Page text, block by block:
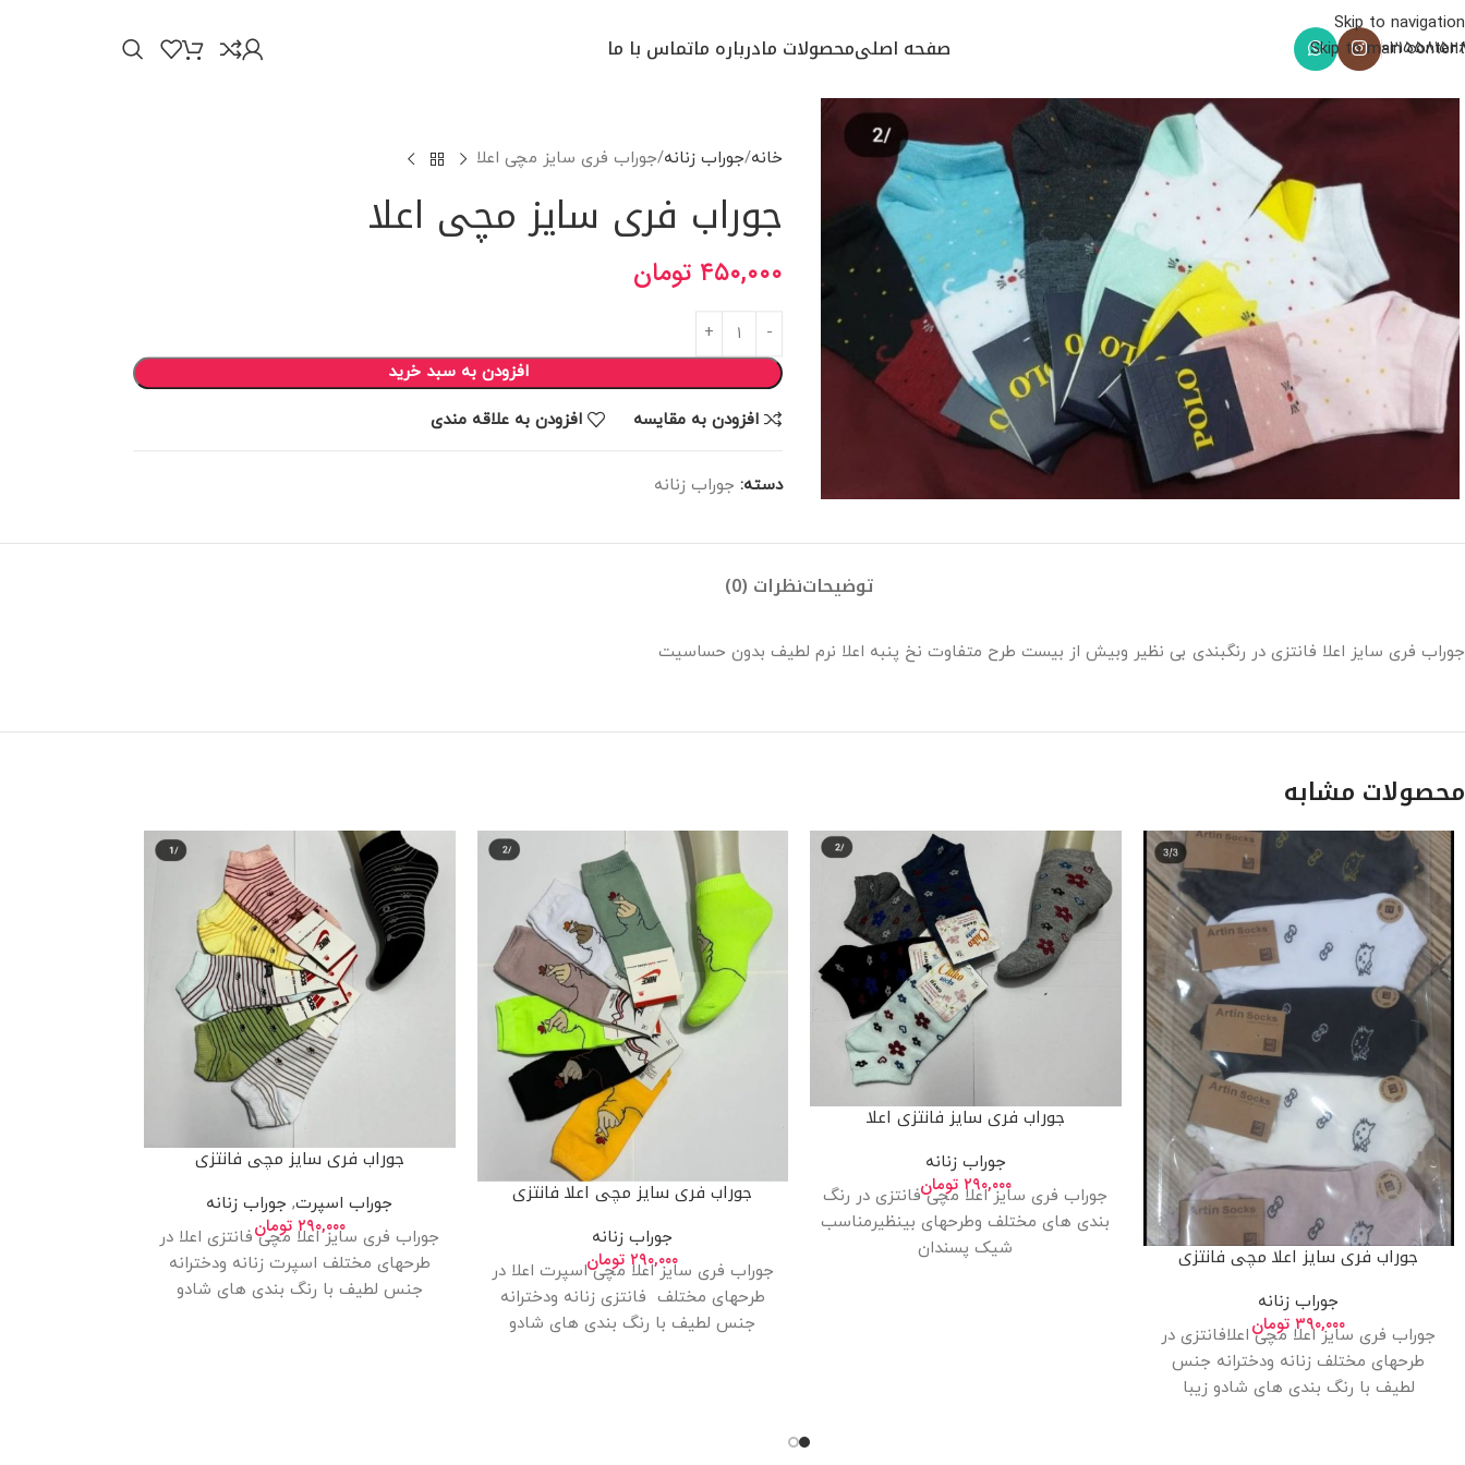
Skip to navigation
Skip to main content
صفحه اصلیمحصولات مادرباره ماتماس با ما
خانه جوراب زنانه جوراب فری سایز مچی اعلا
جوراب فری سایز مچی اعلا
۴۵۰,۰۰۰ تومان
افزودن به سبد خرید
افزودن به مقایسه افزودن به علاقه مندی
دسته: جوراب زنانه
توضیحاتنظرات (0)
جوراب فری سایز اعلا فانتزی در رنگبندی بی نظیر وبیش از بیست طرح متفاوت نخ پنبه اعلا نرم لطیف بدون حساسیت
محصولات مشابه
جوراب فری سایز اعلا مچی فانتزی
جوراب زنانه
۳۹۰,۰۰۰ تومان
جوراب فری سایز اعلا مچی اعلافانتزی در
طرحهای مختلف زنانه ودخترانه جنس
لطیف با رنگ بندی های شادو زیبا
جوراب فری سایز فانتزی اعلا
جوراب زنانه
۲۹۰,۰۰۰ تومان
جوراب فری سایز اعلا مچی فانتزی در رنگ
بندی های مختلف وطرحهای بینظیرمناسب
شیک پسندان
جوراب فری سایز مچی اعلا فانتزی
جوراب زنانه
۲۹۰,۰۰۰ تومان
جوراب فری سایز اعلا مچی اسپرت اعلا در
طرحهای مختلف فانتزی زنانه ودخترانه
جنس لطیف با رنگ بندی های شادو
جوراب فری سایز مچی فانتزی
جوراب اسپرت, جوراب زنانه
۲۹۰,۰۰۰ تومان
جوراب فری سایز اعلا مچی فانتزی اعلا در
طرحهای مختلف اسپرت زنانه ودخترانه
جنس لطیف با رنگ بندی های شادو